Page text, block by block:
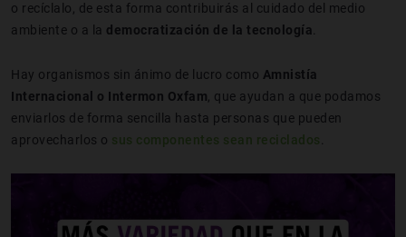
o recíclalo, de esta forma contribuirás al cuidado del medio
ambiente o a la democratización de la tecnología.
Hay organismos sin ánimo de lucro como Amnistía
Internacional o Intermon Oxfam, que ayudan a que podamos
enviarlos de forma sencilla hasta personas que pueden
aprovecharlos o sus componentes sean reciclados.